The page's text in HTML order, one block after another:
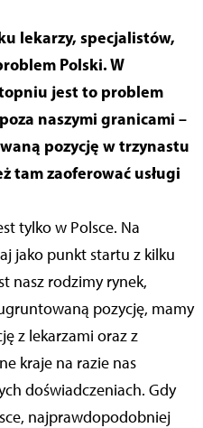
lekarzy, specjalistów,
Polski. W
jest to problem
naszymi granicami –
pozycję w trzynastu
tam zaoferować usługi
tylko w Polsce. Na
jako punkt startu z kilku
nasz rodzimy rynek,
pozycję, mamy
z lekarzami oraz z
kraje na razie nas
doświadczeniach. Gdy
najprawdopodobniej